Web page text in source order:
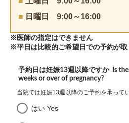
■ 日曜日 9:00～16:00
※医師の指定はできません
※平日は比較的ご希望日での予約が
予約日は妊娠13週以降ですか Is
weeks or over of pregnancy?
当院では妊娠13週以降のご予約を承ってい
はい Yes